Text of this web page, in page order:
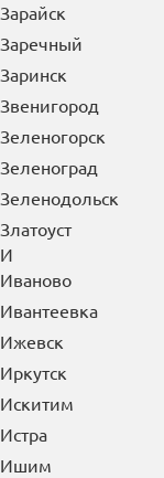
Зарайск
Заречный
Заринск
Звенигород
Зеленогорск
Зеленоград
Зеленодольск
Златоуст
И
Иваново
Ивантеевка
Ижевск
Иркутск
Искитим
Истра
Ишим